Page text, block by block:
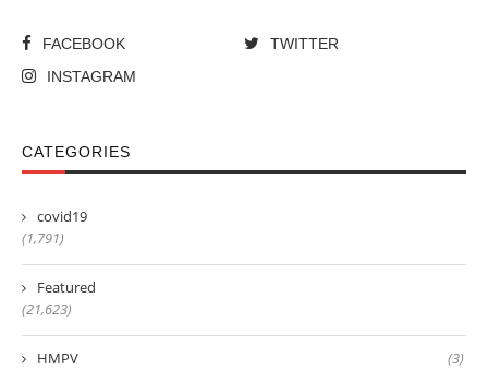
FACEBOOK
TWITTER
INSTAGRAM
CATEGORIES
covid19
(1,791)
Featured
(21,623)
HMPV (3)